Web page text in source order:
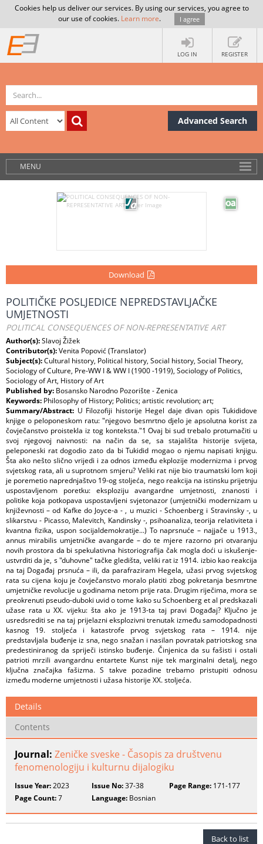
Cookies help us deliver our services. By using our services, you agree to
our use of cookies. Learn more. I agree
LOG IN REGISTER
Advanced Search
MENU
Download
POLITIČKE POSLJEDICE NEPREDSTAVLJAČKE
UMJETNOSTI
POLITICAL CONSEQUENCES OF NON-REPRESENTATIVE ART
Author(s):Slavoj Žižek
Contributor(s):Venita Popović (Translator)
Subject(s):Cultural history, Political history, Social history, Social Theory,
Sociology of Culture, Pre-WW I & WW I (1900 -1919), Sociology of Politics,
Sociology of Art, History of Art
Published by: Bosansko Narodno Pozorište - Zenica
Keywords: Philosophy of History; Politics; artistic revolution; art;
Summary/Abstract: U Filozofiji historije Hegel daje divan opis Tukididove
knjige o peloponeskom ratu: "njegovo besmrtno djelo je apsolutna korist za
čovječanstvo proistekla iz tog konteksta."1 Ovaj bi sud trebalo protumačiti u
svoj njegovoj naivnosti: na način da se, sa stajališta historije svijeta,
peleponeski rat dogodio zato da bi Tukidid mogao o njemu napisati knjigu.
Šta ako nešto slično vrijedi i za odnos između ekplozije modernizma i prvog
svjetskog rata, ali u suprotnom smjeru? Veliki rat nije bio traumatski lom koji
je poremetio naprednjaštvo 19-og stoljeća, nego reakcija na istinsku prijetnju
uspostavljenom poretku: eksploziju avangardne umjetnosti, znanosti i
politike koja potkopava uspostavljeni svjetonazor (umjetnički modernizam u
književnosti – od Kafke do Joyce-a - , u muzici - Schoenberg i Stravinsky -, u
slikarstvu - Picasso, Malevitch, Kandinsky -, psihoanaliza, teorija relativiteta i
kvantna fizika, uspon socijaldemokratije...) To naprsnuće – najjače u 1913.,
annus mirabilis umjetničke avangarde – do te mjere razorno pri otvaranju
novih prostora da bi spekulativna historiografija čak mogla doći u iskušenje-
ustvrditi da je, s "duhovne" tačke gledišta, veliki rat iz 1914. izbio kao reakcija
na taj Događaj prsnuća – ili, da parafraziram Hegela, užasi prvog svjetskog
rata su cijena koju je čovječanstvo moralo platiti zbog pokretanja besmrtne
umjetničke revolucije u godinama netom prije rata. Drugim riječima, mora se
preokrenuti pseudo-duboki uvid o tome kako su Schoenberg et al predskazali
užase rata u XX. vijeku: šta ako je 1913-ta taj pravi Događaj? Ključno je
usredsrediti se na taj prijelazni eksplozivni trenutak između samodopadnosti
kasnog 19. stoljeća i katastrofe prvog svjetskog rata – 1914. nije
predstavljala buđenje iz sna, nego snažan i nasilan povratak patriotskog sna
predestiniranog da spriječi istinsko buđenje. Činjenica da su fašisti i ostali
patrioti mrzili avangardnu entartete Kunst nije tek marginalni detalj, nego
ključna značajka fašizma. S takve pozadine trebamo pristupiti odnosu
između moderne umjetnosti i užasa historije XX. stoljeća.
Details
Contents
Journal: Zeničke sveske - Časopis za društvenu
fenomenologiju i kulturnu dijalogiku
Issue Year:2023 Issue No:37-38 Page Range:171-177
Page Count:7 Language: Bosnian
Back to list